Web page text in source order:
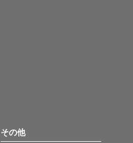
その他